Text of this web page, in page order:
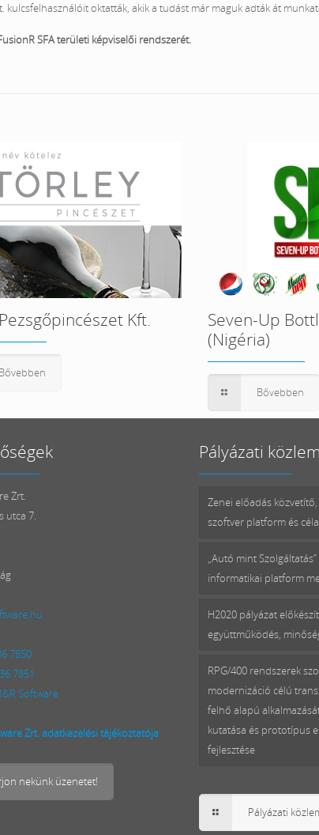
kulcsfelhasználóit oktatták, akik a tudást már maguk adták át
SFA területi képviselői rendszerét.
Kft.
Bővebben
Seven-Up
(Nigéria)
Bővebben
Zrt.
utca 7.
7850
7851
Software
Zrt. adatkezelési tájékoztatója
nekünk üzenetet!
Pályázati
Zenei előadás
szoftver platform és
„Autó mint
informatikai platform
H2020 pályázat
együttműködés,
RPG/400 rendszerek
modernizáció célú
felhő alapú
kutatása és prototípus
fejlesztése
Pályázati